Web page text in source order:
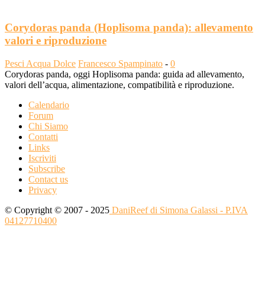
Corydoras panda (Hoplisoma panda): allevamento
valori e riproduzione
Pesci Acqua Dolce Francesco Spampinato - 0
Corydoras panda, oggi Hoplisoma panda: guida ad allevamento,
valori dell’acqua, alimentazione, compatibilità e riproduzione.
Calendario
Forum
Chi Siamo
Contatti
Links
Iscriviti
Subscribe
Contact us
Privacy
© Copyright © 2007 - 2025 DaniReef di Simona Galassi - P.IVA
04127710400